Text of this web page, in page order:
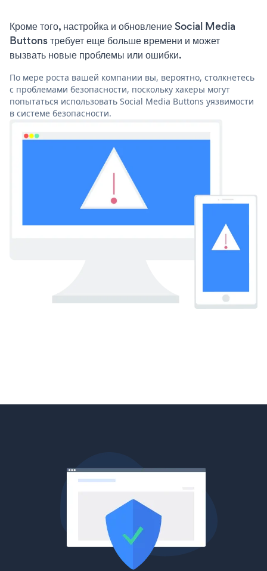
Кроме того, настройка и обновление Social Media
Buttons требует еще больше времени и может
вызвать новые проблемы или ошибки.
По мере роста вашей компании вы, вероятно, столкнетесь
с проблемами безопасности, поскольку хакеры могут
попытаться использовать Social Media Buttons уязвимости
в системе безопасности.